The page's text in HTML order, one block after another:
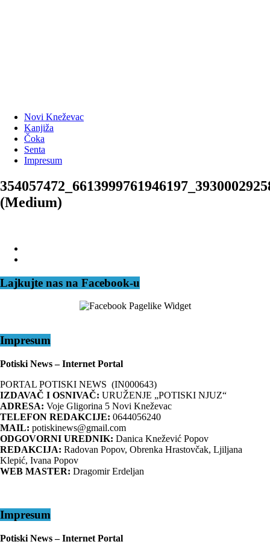
Novi Kneževac
Kanjiža
Čoka
Senta
Impresum
(Medium)
Lajkujte nas na Facebook-u
Impresum
Potiski News – Internet Portal
PORTAL POTISKI NEWS (IN000643)
IZDAVAČ I OSNIVAČ: URUŽENJE „POTISKI NJUZ“
ADRESA: Voje Gligorina 5 Novi Kneževac
TELEFON REDAKCIJE: 0644056240
MAIL: potiskinews@gmail.com
ODGOVORNI UREDNIK: Danica Knežević Popov
REDAKCIJA: Radovan Popov, Obrenka Hrastovčak, Ljiljana
Klepić, Ivana Popov
WEB MASTER: Dragomir Erdeljan
Impresum
Potiski News – Internet Portal